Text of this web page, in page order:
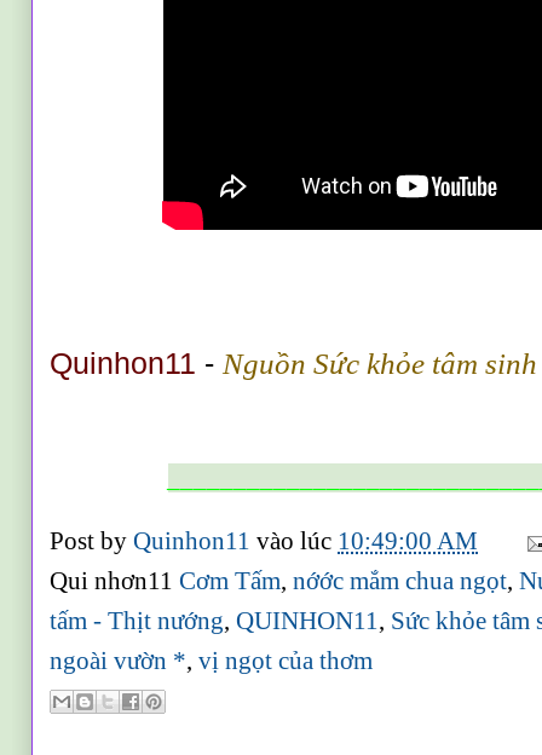
Quinhon11 - NguồnSức khỏe tâm sinh
Post byQuinhon11vào lúc 10:49:00 AM
Qui nhơn11Cơm Tấm,nớớc mắm chua ngọt,
tấm - Thịt nướng,QUINHON11, Sức khỏe tâm
ngoài vườn *,vị ngọt của thơm